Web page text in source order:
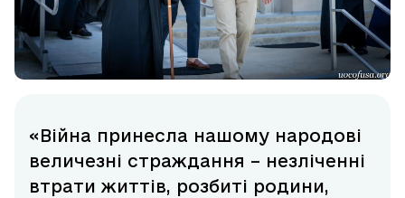
«Війна принесла нашому народові
величезні страждання – незліченні
втрати життів, розбиті родини,